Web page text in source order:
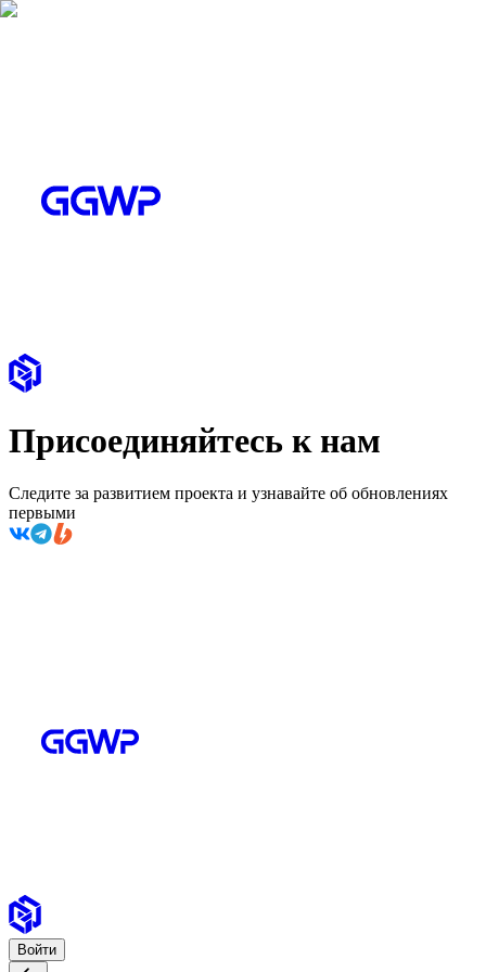
Присоединяйтесь к нам
Следите за развитием проекта и узнавайте об обновлениях
первыми
Войти